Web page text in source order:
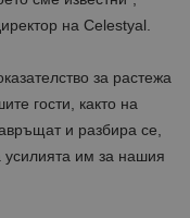
на Celestyal.
за растежа
гости, както на
и разбира се,
усилията им за нашия